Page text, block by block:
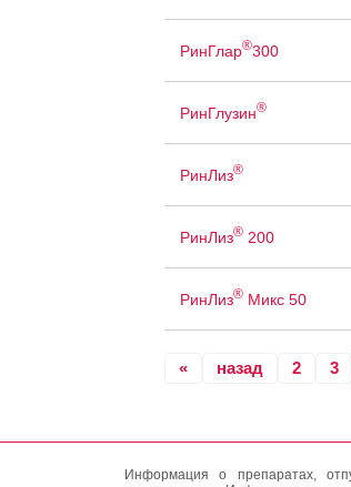
РинГлар®300
РинГлузин®
РинЛиз®
РинЛиз®200
РинЛиз®Микс 50
« назад 2 3
Информация о препаратах,